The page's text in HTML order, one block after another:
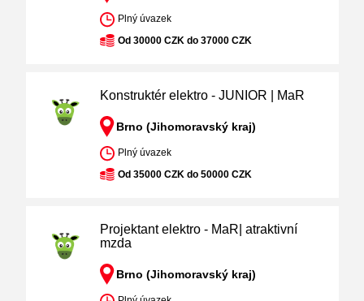
Plný úvazek
Od 30000 CZK do 37000 CZK
Konstruktér elektro - JUNIOR | MaR
Brno (Jihomoravský kraj)
Plný úvazek
Od 35000 CZK do 50000 CZK
Projektant elektro - MaR| atraktivní
mzda
Brno (Jihomoravský kraj)